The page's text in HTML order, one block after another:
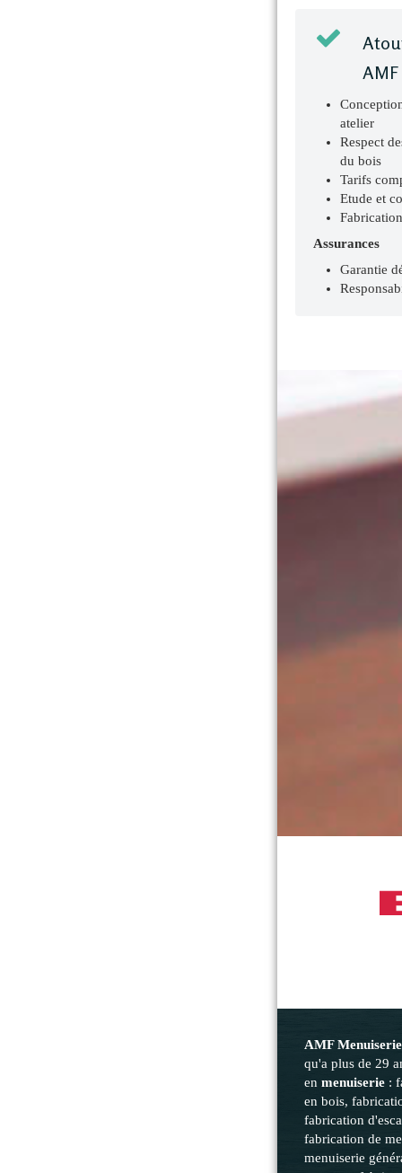
atelier
Respect
du bois
Tarifs
Etude et
Assurances
Garantie
AMF Menuiserie
qu'a plus de 29
enmenuiserie :
en bois,
fabrication
fabrication de
menuiserie